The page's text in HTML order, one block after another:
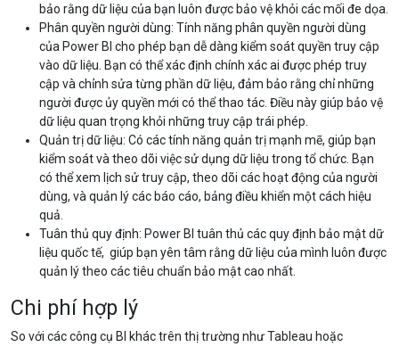
bảo rằng dữ liệu của bạn luôn được bảo vệ khỏi các mối đe dọa.
Phân quyền người dùng: Tính năng phân quyền người dùng
của Power BI cho phép bạn dễ dàng kiểm soát quyền truy cập
vào dữ liệu. Bạn có thể xác định chính xác ai được phép truy
cập và chỉnh sửa từng phần dữ liệu, đảm bảo rằng chỉ những
người được ủy quyền mới có thể thao tác. Điều này giúp bảo vệ
dữ liệu quan trọng khỏi những truy cập trái phép.
Quản trị dữ liệu: Có các tính năng quản trị mạnh mẽ, giúp bạn
kiểm soát và theo dõi việc sử dụng dữ liệu trong tổ chức. Bạn
có thể xem lịch sử truy cập, theo dõi các hoạt động của người
dùng, và quản lý các báo cáo, bảng điều khiển một cách hiệu
quả.
Tuân thủ quy định: Power BI tuân thủ các quy định bảo mật dữ
liệu quốc tế, giúp bạn yên tâm rằng dữ liệu của mình luôn được
quản lý theo các tiêu chuẩn bảo mật cao nhất.
Chi phí hợp lý
So với các công cụ BI khác trên thị trường như Tableau hoặc